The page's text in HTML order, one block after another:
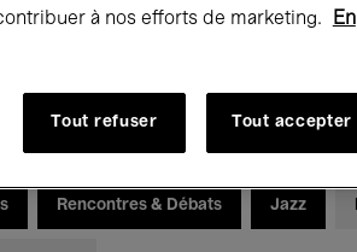
Août 2026
Rencontres & Débats Jazz
à nos efforts de marketing.
En
Tout refuser Tout accepter